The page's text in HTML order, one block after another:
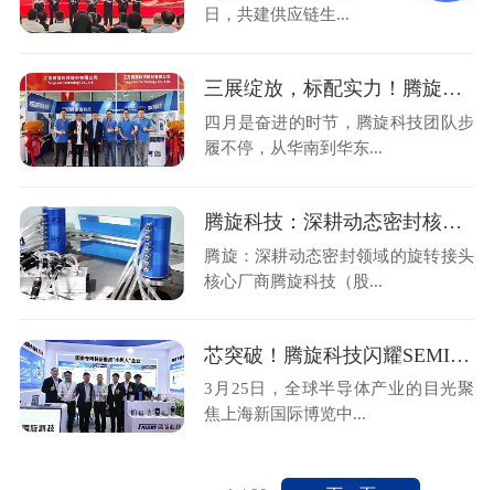
日，共建供应链生...
三展绽放，标配实力！腾旋科技亮相三大行业盛会
四月是奋进的时节，腾旋科技团队步
履不停，从华南到华东...
腾旋科技：深耕动态密封核心技术，支撑半导体装备关键环节
腾旋：深耕动态密封领域的旋转接头
核心厂商腾旋科技（股...
芯突破！腾旋科技闪耀SEMICON China 2026
3月25日，全球半导体产业的目光聚
焦上海新国际博览中...